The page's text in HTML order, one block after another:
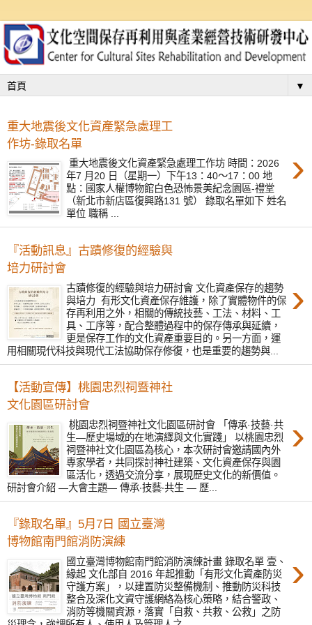
▼
重大地震後文化資產緊急處理工
作坊-錄取名單
›
重大地震後文化資產緊急處理工作坊 時間：2026
年7 月20 日（星期⼀）下午13：40～17：00 地
點：國家⼈權博物館白色恐怖景美紀念園區-禮堂
（新北市新店區復興路131 號） 錄取名單如下 姓名
單位 職稱 ...
『活動訊息』古蹟修復的經驗與
培力研討會
›
古蹟修復的經驗與培力研討會 文化資產保存的趨勢
與培力 有形文化資產保存維護，除了實體物件的保
存再利用之外，相關的傳統技藝、工法、材料、工
具、工序等，配合整體過程中的保存傳承與延續，
更是保存工作的文化資產重要目的。另一方面，運
用相關現代科技與現代工法協助保存修復，也是重要的趨勢與...
【活動宣傳】桃園忠烈祠暨神社
文化園區研討會
›
桃園忠烈祠暨神社文化園區研討會 「傳承·技藝·共
生—歷史場域的在地演繹與文化實踐」 以桃園忠烈
祠暨神社文化園區為核心，本次研討會邀請國內外
專家學者，共同探討神社建築、文化資產保存與園
區活化，透過交流分享，展現歷史文化的新價值。
研討會介紹 —大會主題— 傳承‧技藝‧共生 — 歷...
『錄取名單』5月7日 國立臺灣
博物館南門館消防演練
›
國立臺灣博物館南門館消防演練計畫 錄取名單 壹、
緣起 文化部自 2016 年起推動「有形文化資產防災
守護方案」，以建置防災整備機制、推動防災科技
整合及深化文資守護網絡為核心策略，結合警政、
消防等機關資源，落實「自救、共救、公救」之防